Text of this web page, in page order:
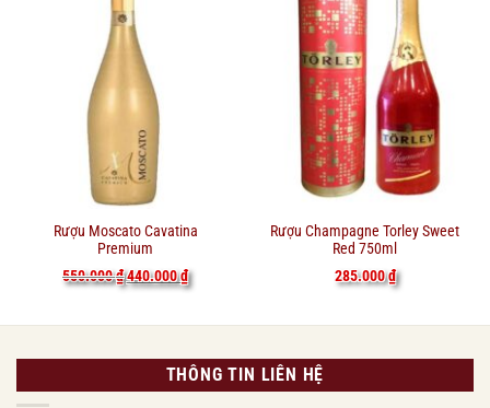
Rượu Moscato Cavatina
Premium
550.000₫Giá
gốc
440.000₫Giá
hiện
440.000 ₫.
Rượu Champagne Torley Sweet
Red 750ml
285.000₫
THÔNG TIN LIÊN HỆ